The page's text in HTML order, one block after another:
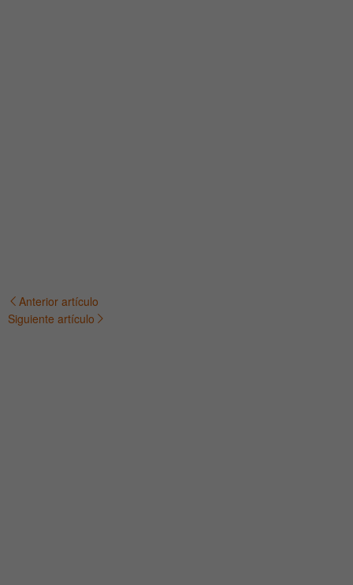
Navegación
Anterior artículo
Siguiente artículo